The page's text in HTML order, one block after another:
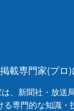
掲載専門家(プロ
、新聞社・放
専門的な知識